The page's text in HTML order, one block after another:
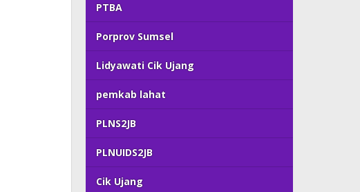
PTBA
Porprov Sumsel
Lidyawati Cik Ujang
pemkab lahat
PLNS2JB
PLNUIDS2JB
Cik Ujang